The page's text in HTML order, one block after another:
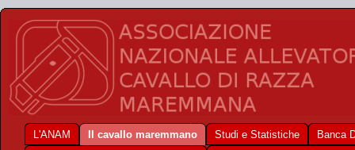
L'ANAM Il cavallo maremmano Studi e Statistiche
Banca